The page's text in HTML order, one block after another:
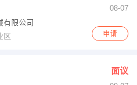
08-07
有限公司
区
申请
面议